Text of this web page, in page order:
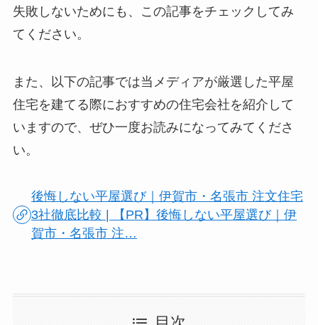
失敗しないためにも、この記事をチェックしてみ
てください。
また、以下の記事では当メディアが厳選した平屋
住宅を建てる際におすすめの住宅会社を紹介して
いますので、ぜひ一度お読みになってみてくださ
い。
後悔しない平屋選び｜伊賀市・名張市 注文住宅
3社徹底比較 | 【PR】後悔しない平屋選び｜伊
賀市・名張市 注…